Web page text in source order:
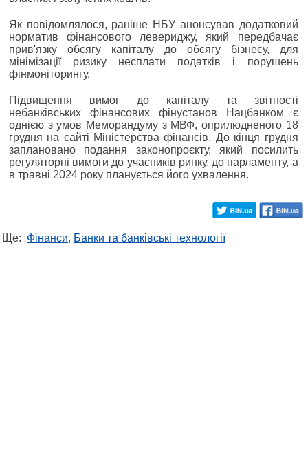
Як повідомлялося, раніше НБУ анонсував додатковий
норматив фінансового левериджу, який передбачає
прив'язку обсягу капіталу до обсягу бізнесу, для
мінімізації ризику несплати податків і порушень
фінмоніторингу.
Підвищення вимог до капіталу та звітності
небанківських фінансових фінустанов Нацбанком є
однією з умов Меморандуму з МВФ, оприлюдненого 18
грудня на сайті Міністерства фінансів. До кінця грудня
заплановано подання законопроєкту, який посилить
регуляторні вимоги до учасників ринку, до парламенту, а
в травні 2024 року планується його ухвалення.
Ще: Фінанси, Банки та банківські технології